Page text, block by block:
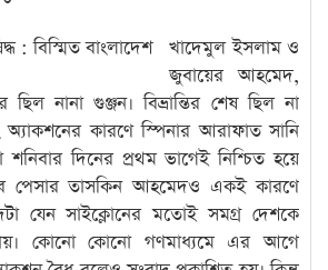
খাদেমুল ইসলাম ও
জুবায়ের আহমেদ,
নানা গুঞ্জন। বিভ্রান্তির শেষ ছিল না
অ্যাকশনের কারণে স্পিনার আরাফাত সানি
শনিবার দিনের প্রথম ভাগেই নিশ্চিত হয়ে
পেসার তাসকিন আহমেদও একই কারণে
যেন সাইক্লোনের মতোই সমগ্র দেশকে
কোনো কোনো গণমাধ্যমে এর আগে